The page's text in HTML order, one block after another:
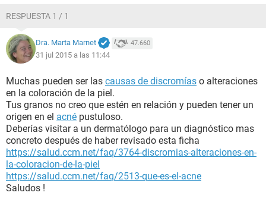
me orienten y me aconsejen que hacer, no sé si padezca de
alguna enfermedad o sea propenso a algo, ya que mi madre
y mi abuelo tienen diabetes (no grave). Ó tal vez sea
problemas hormonales ya que no he tenido relaciones
vez en cuando la masturbación), o algún problema interno
que se esta reflejando en el exterior, siempre he gozado de
buena salud, regularmente hago ejercicio y me he
alimentado bien.
Entonces no comprendo y no entiendo a que se deba todo
esto que le esta pasando a mi cuerpo, espero y puedan
ayudarme... De ante mano muchas gracias, saludos
cordiales.
RESPUESTA 1 / 1
Dra. Marta Marnet 47.660
31 jul 2015 a las 11:44
Muchas pueden ser las causas de discromías o alteraciones
en la coloración de la piel.
Tus granos no creo que estén en relación y pueden tener un
origen en el acné pustuloso.
Deberías visitar a un dermatólogo para un diagnóstico mas
concreto después de haber revisado esta ficha
https://salud.ccm.net/faq/3764-discromias-alteraciones-en-
la-coloracion-de-la-piel
https://salud.ccm.net/faq/2513-que-es-el-acne
Saludos !